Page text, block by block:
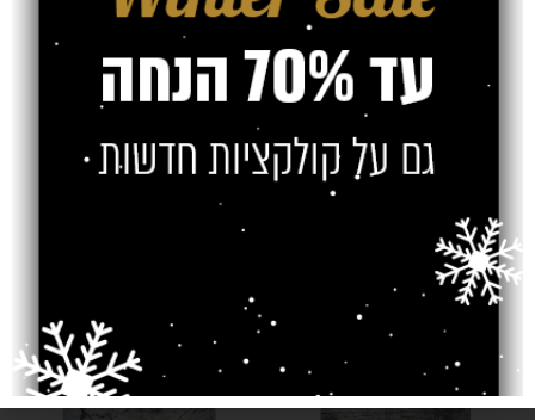
שטיח פלאש
קוביות חום
שטיח פלאש בטון
SOLD OUT